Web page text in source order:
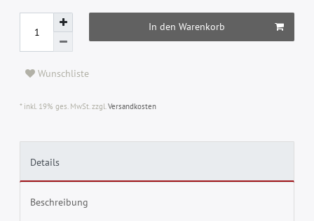
In den Warenkorb
Wunschliste
* inkl. 19% ges. MwSt. zzgl.Versandkosten
Details
Beschreibung